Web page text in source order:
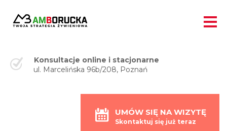
Konsultacje online i stacjonarne
ul. Marcelińska 96b/208, Poznań
UMÓW SIĘ NA WIZYTĘ
Skontaktuj się już teraz